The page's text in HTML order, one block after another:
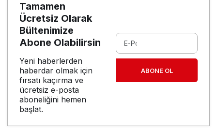
Tamamen
Ücretsiz Olarak
Bültenimize
Abone Olabilirsin
Yeni haberlerden
haberdar olmak için
fırsatı kaçırma ve
ücretsiz e-posta
aboneliğini hemen
başlat.
ABONE OL